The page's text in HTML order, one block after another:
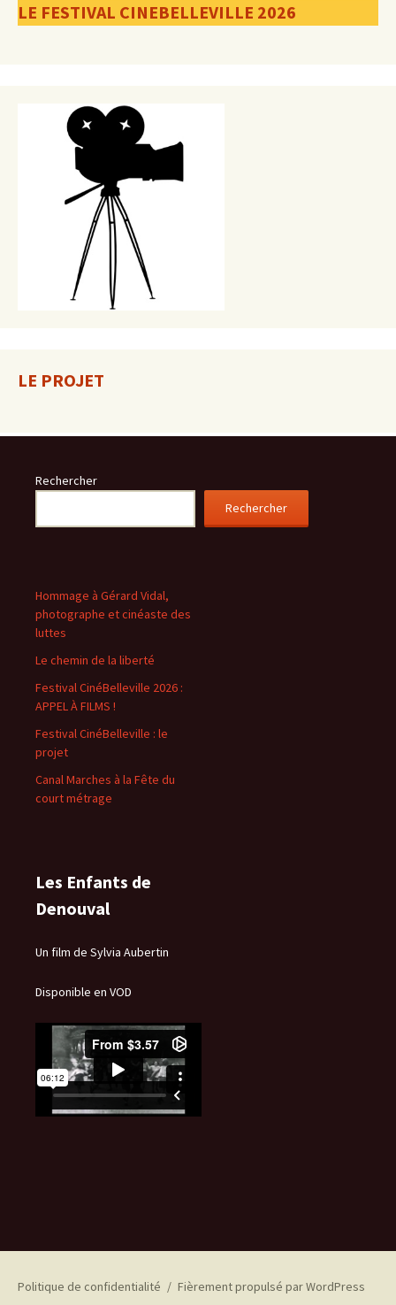
articles
LE FESTIVAL CINEBELLEVILLE 2026
LE PROJET
Rechercher
Rechercher
Hommage à Gérard Vidal,
photographe et cinéaste des
luttes
Le chemin de la liberté
Festival CinéBelleville 2026 :
APPEL À FILMS !
Festival CinéBelleville : le
projet
Canal Marches à la Fête du
court métrage
Les Enfants de
Denouval
Un film de Sylvia Aubertin
Disponible en VOD
Politique de confidentialité Fièrement propulsé par WordPress